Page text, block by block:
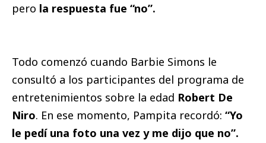
pero la respuesta fue “no”.
Todo comenzó cuando Barbie Simons le
consultó a los participantes del programa de
entretenimientos sobre la edad Robert De
Niro. En ese momento, Pampita recordó: “Yo
le pedí una foto una vez y me dijo que no”.